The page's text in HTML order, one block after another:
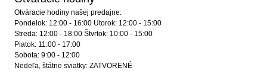
Otváracie hodiny našej predajne:
Pondelok: 12:00 - 16:00 Utorok: 12:00 - 15:00
Streda: 12:00 - 18:00 Štvrtok: 10:00 - 15:00
Piatok: 11:00 - 17:00
Sobota: 9:00 - 12:00
Nedeľa, štátne sviatky: ZATVORENÉ